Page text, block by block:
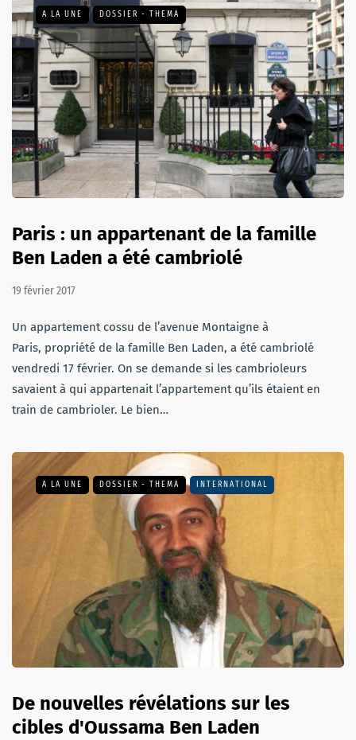
A LA UNE DOSSIER - THEMA
Paris : un appartenant de la famille
Ben Laden a été cambriolé
19 février 2017
Un appartement cossu de l’avenue Montaigne à
Paris, propriété de la famille Ben Laden, a été cambriolé
vendredi 17 février. On se demande si les cambrioleurs
savaient à qui appartenait l’appartement qu’ils étaient en
train de cambrioler. Le bien…
A LA UNE DOSSIER - THEMA INTERNATIONAL
De nouvelles révélations sur les
cibles d'Oussama Ben Laden